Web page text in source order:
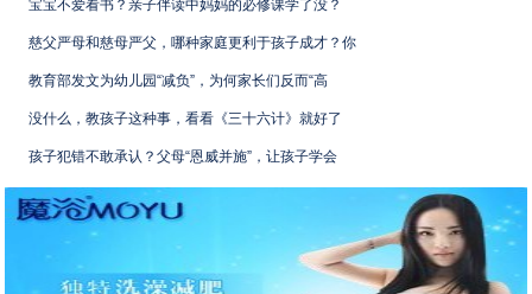
宝宝不爱看书？亲子伴读中妈妈的必修课学了没？
慈父严母和慈母严父，哪种家庭更利于孩子成才？你
教育部发文为幼儿园“减负”，为何家长们反而“高
没什么，教孩子这种事，看看《三十六计》就好了
孩子犯错不敢承认？父母“恩威并施”，让孩子学会